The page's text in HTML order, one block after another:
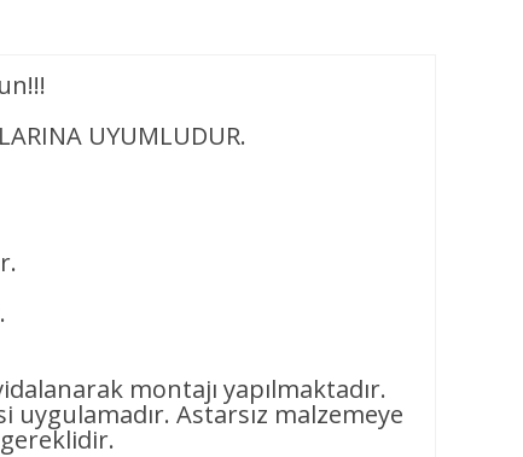
UYUMLUDUR.
montajı yapılmaktadır.
Astarsız malzemeye